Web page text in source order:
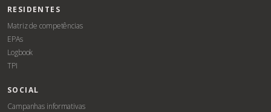
RESIDENTES
Matriz de competências
EPAs
Logbook
TPI
SOCIAL
Campanhas informativas